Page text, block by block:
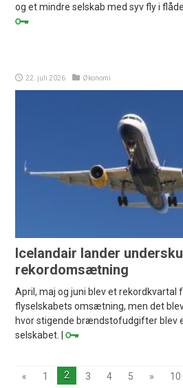
og et mindre selskab med syv fly i
22. juli 2026 Økonomi
Icelandair lander
rekordomsætning
April, maj og juni blev et rekordkvartal
flyselskabets omsætning, men det
hvor stigende brændstofudgifter blev
selskabet. |
« 1 2 3 4 5 » 10